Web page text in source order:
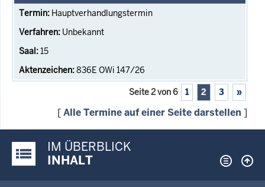
Hauptverhandlungstermin
Unbekannt
15
836E OWi 147/26
Seite 2 von 6 1 2 3 »
[Alle Termine auf einer Seite darstellen ]
Justiz-Portal im Überblick:
IM ÜBERBLICK
INHALT